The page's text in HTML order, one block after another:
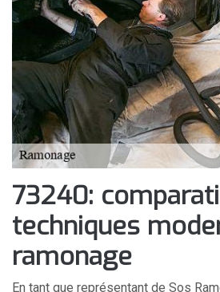
73240:
techniques
ramonage
En tant que représentant de Sos